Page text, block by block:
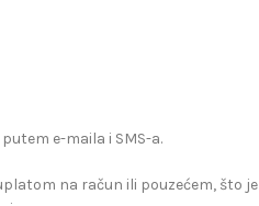
e-maila i SMS-a.
na račun ili pouzećem, što je